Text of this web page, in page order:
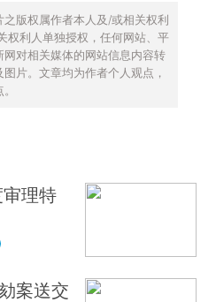
版权属作者本人及/或相关权利
权利人单独授权，任何网站、平
对相关媒体的网站信息内容转
片。文章均为作者个人观点，
理特
案送交